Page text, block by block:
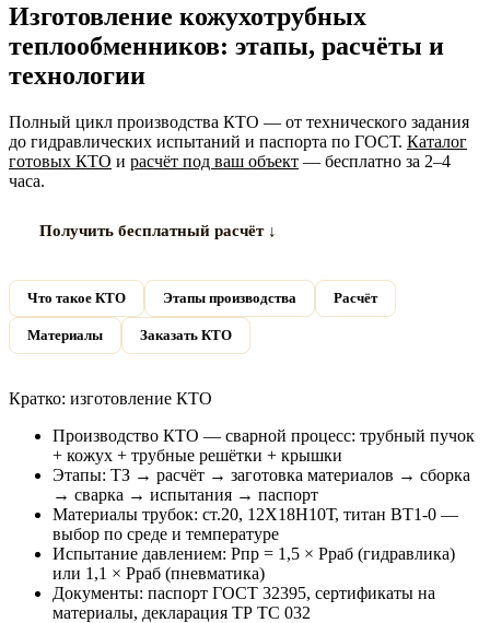
Изготовление кожухотрубных
теплообменников: этапы, расчёты и
технологии
Полный цикл производства КТО — от технического задания
до гидравлических испытаний и паспорта по ГОСТ. Каталог
готовых КТО и расчёт под ваш объект — бесплатно за 2–4
часа.
Получить бесплатный расчёт ↓
Что такое КТО Этапы производства Расчёт
Материалы Заказать КТО
Кратко: изготовление КТО
Производство КТО — сварной процесс: трубный пучок
+ кожух + трубные решётки + крышки
Этапы: ТЗ → расчёт → заготовка материалов → сборка
→ сварка → испытания → паспорт
Материалы трубок: ст.20, 12Х18Н10Т, титан ВТ1-0 —
выбор по среде и температуре
Испытание давлением: Рпр = 1,5 × Рраб (гидравлика)
или 1,1 × Рраб (пневматика)
Документы: паспорт ГОСТ 32395, сертификаты на
материалы, декларация ТР ТС 032